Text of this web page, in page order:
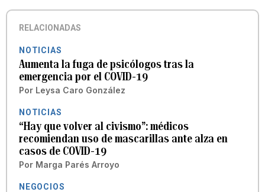
RELACIONADAS
NOTICIAS
Aumenta la fuga de psicólogos tras la
emergencia por el COVID-19
Por Leysa Caro González
NOTICIAS
“Hay que volver al civismo”: médicos
recomiendan uso de mascarillas ante alza en
casos de COVID-19
Por Marga Parés Arroyo
NEGOCIOS